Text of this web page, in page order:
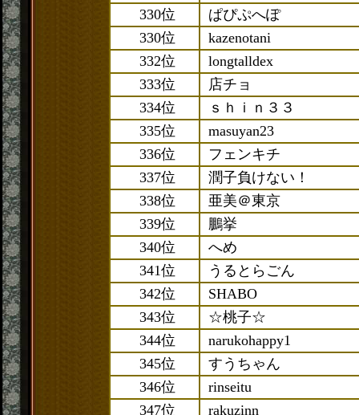
330位
ぱぴぷへぽ
330位
kazenotani
332位
longtalldex
333位
店チョ
334位
ｓｈｉｎ３３
335位
masuyan23
336位
フェンキチ
337位
潤子負けない！
338位
亜美＠東京
339位
鵬挙
340位
へめ
341位
うるとらごん
342位
SHABO
343位
☆桃子☆
344位
narukohappy1
345位
すうちゃん
346位
rinseitu
347位
rakuzinn